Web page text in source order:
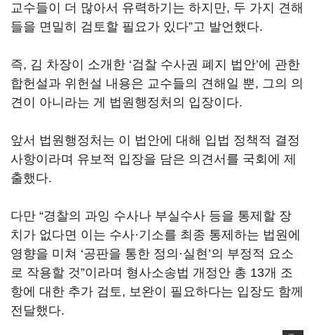
교수들이 더 많아서 유력하기는 하지만, 두 가지 견해
들을 면밀히 검토할 필요가 있다”고 발언했다.
즉, 김 차장이 소개한 ‘검찰 수사권 폐지 법안’에 관한
합헌설과 위헌설 내용은 교수들의 견해일 뿐, 그의 의
견이 아니라는 게 법원행정처의 입장이다.
앞서 법원행정처는 이 법안에 대해 입법 정책적 결정
사항이라며 유보적 입장을 담은 의견서를 국회에 제
출했다.
다만 “경찰의 과잉 수사나 부실수사 등을 통제할 장
치가 없다면 이는 수사·기소를 최종 통제하는 법원에
영향을 미쳐 ‘공판을 통한 정의·실현’의 부정적 요소
로 작용할 것”이라며 형사소송법 개정안 총 13개 조
항에 대한 추가 검토, 보완이 필요하다는 입장도 함께
전달했다.